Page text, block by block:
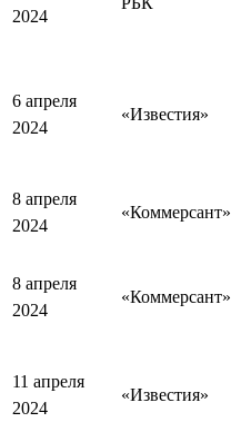
2024
6 апреля
2024
«Известия»
8 апреля
2024
«Коммерсант»
8 апреля
2024
«Коммерсант»
11 апреля
2024
«Известия»